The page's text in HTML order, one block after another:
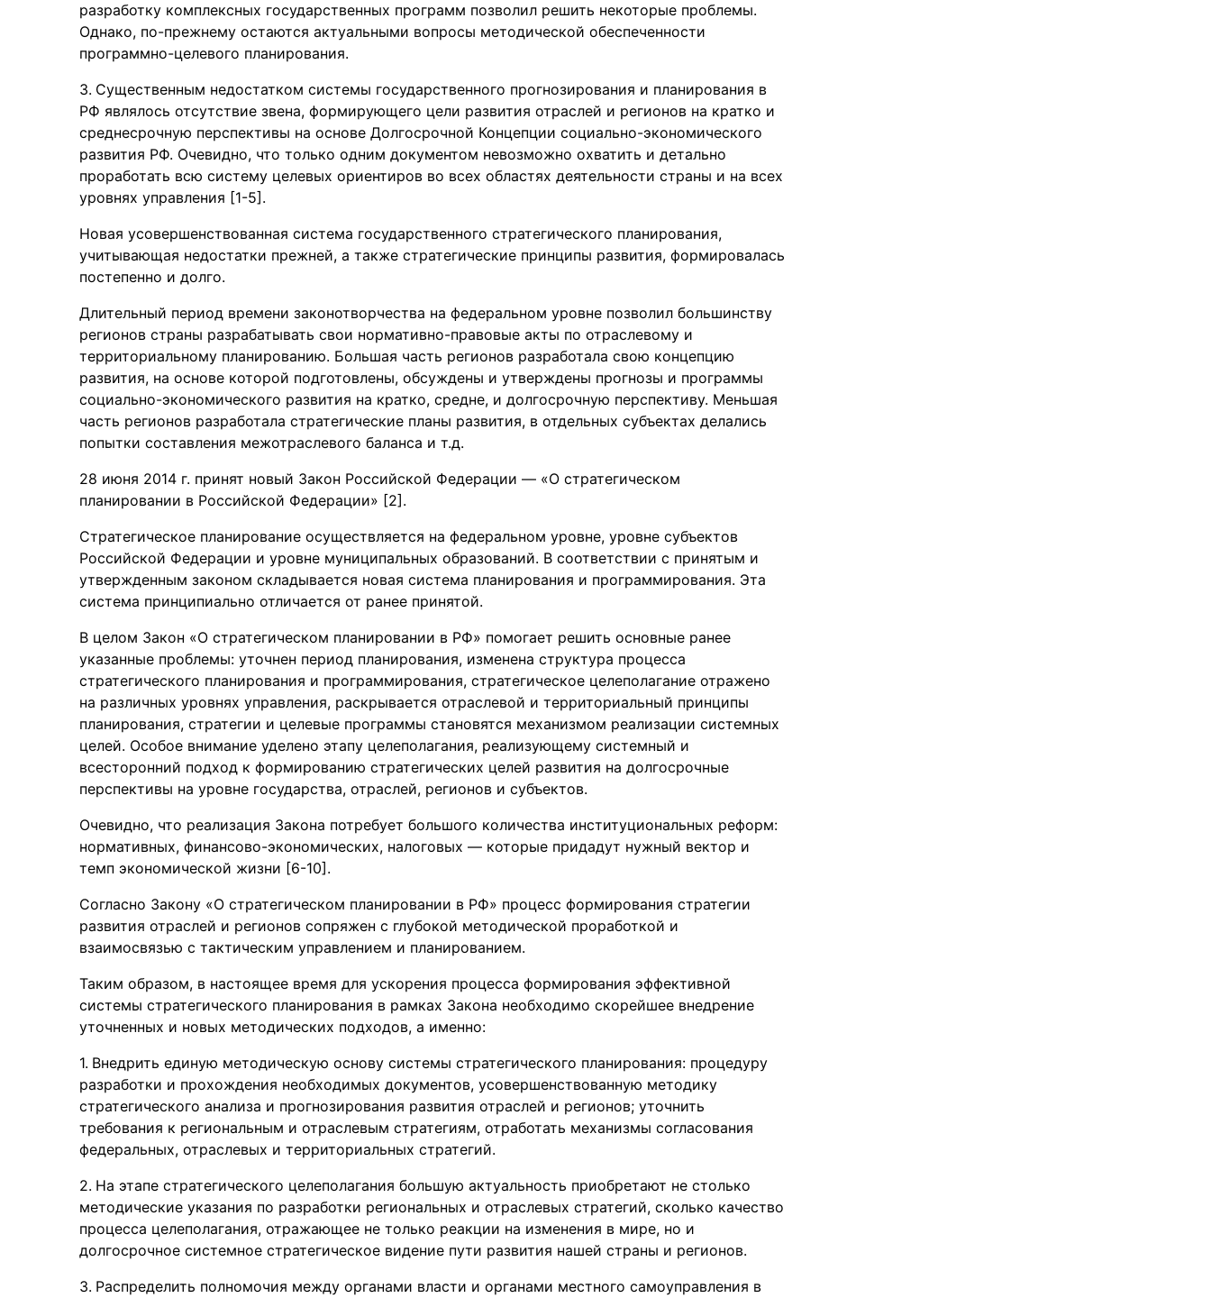
разработку комплексных государственных программ позволил решить некоторые проблемы.
Однако, по-прежнему остаются актуальными вопросы методической обеспеченности
программно-целевого планирования.
Существенным недостатком системы государственного прогнозирования и планирования в
РФ являлось отсутствие звена, формирующего цели развития отраслей и регионов на кратко и
среднесрочную перспективы на основе Долгосрочной Концепции социально-экономического
развития РФ. Очевидно, что только одним документом невозможно охватить и детально
проработать всю систему целевых ориентиров во всех областях деятельности страны и на всех
уровнях управления [1-5].
Новая усовершенствованная система государственного стратегического планирования,
учитывающая недостатки прежней, а также стратегические принципы развития, формировалась
постепенно и долго.
Длительный период времени законотворчества на федеральном уровне позволил большинству
регионов страны разрабатывать свои нормативно-правовые акты по отраслевому и
территориальному планированию. Большая часть регионов разработала свою концепцию
развития, на основе которой подготовлены, обсуждены и утверждены прогнозы и программы
социально-экономического развития на кратко, средне, и долгосрочную перспективу. Меньшая
часть регионов разработала стратегические планы развития, в отдельных субъектах делались
попытки составления межотраслевого баланса и т.д.
28 июня 2014 г. принят новый Закон Российской Федерации — «О стратегическом
планировании в Российской Федерации» [2].
Стратегическое планирование осуществляется на федеральном уровне, уровне субъектов
Российской Федерации и уровне муниципальных образований. В соответствии с принятым и
утвержденным законом складывается новая система планирования и программирования. Эта
система принципиально отличается от ранее принятой.
В целом Закон «О стратегическом планировании в РФ» помогает решить основные ранее
указанные проблемы: уточнен период планирования, изменена структура процесса
стратегического планирования и программирования, стратегическое целеполагание отражено
на различных уровнях управления, раскрывается отраслевой и территориальный принципы
планирования, стратегии и целевые программы становятся механизмом реализации системных
целей. Особое внимание уделено этапу целеполагания, реализующему системный и
всесторонний подход к формированию стратегических целей развития на долгосрочные
перспективы на уровне государства, отраслей, регионов и субъектов.
Очевидно, что реализация Закона потребует большого количества институциональных реформ:
нормативных, финансово-экономических, налоговых — которые придадут нужный вектор и
темп экономической жизни [6-10].
Согласно Закону «О стратегическом планировании в РФ» процесс формирования стратегии
развития отраслей и регионов сопряжен с глубокой методической проработкой и
взаимосвязью с тактическим управлением и планированием.
Таким образом, в настоящее время для ускорения процесса формирования эффективной
системы стратегического планирования в рамках Закона необходимо скорейшее внедрение
уточненных и новых методических подходов, а именно:
Внедрить единую методическую основу системы стратегического планирования: процедуру
разработки и прохождения необходимых документов, усовершенствованную методику
стратегического анализа и прогнозирования развития отраслей и регионов; уточнить
требования к региональным и отраслевым стратегиям, отработать механизмы согласования
федеральных, отраслевых и территориальных стратегий.
На этапе стратегического целеполагания большую актуальность приобретают не столько
методические указания по разработки региональных и отраслевых стратегий, сколько качество
процесса целеполагания, отражающее не только реакции на изменения в мире, но и
долгосрочное системное стратегическое видение пути развития нашей страны и регионов.
Распределить полномочия между органами власти и органами местного самоуправления в